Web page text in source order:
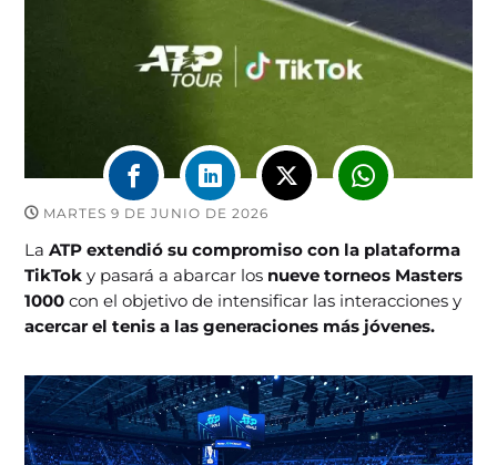
MARTES 9 DE JUNIO DE 2026
LaATP extendió su compromiso con la plataforma
TikTok y pasará a abarcar los nueve torneos Masters
1000con el objetivo de intensificar las interacciones y
acercar el tenis a las generaciones más jóvenes.